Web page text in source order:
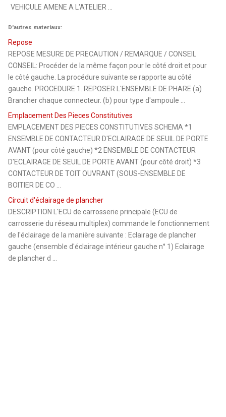
VEHICULE AMENE A L'ATELIER ...
D'autres materiaux:
Repose
REPOSE MESURE DE PRECAUTION / REMARQUE / CONSEIL
CONSEIL: Procéder de la même façon pour le côté droit et pour
le côté gauche. La procédure suivante se rapporte au côté
gauche. PROCEDURE 1. REPOSER L'ENSEMBLE DE PHARE (a)
Brancher chaque connecteur. (b) pour type d'ampoule ...
Emplacement Des Pieces Constitutives
EMPLACEMENT DES PIECES CONSTITUTIVES SCHEMA *1
ENSEMBLE DE CONTACTEUR D'ECLAIRAGE DE SEUIL DE PORTE
AVANT (pour côté gauche) *2 ENSEMBLE DE CONTACTEUR
D'ECLAIRAGE DE SEUIL DE PORTE AVANT (pour côté droit) *3
CONTACTEUR DE TOIT OUVRANT (SOUS-ENSEMBLE DE
BOITIER DE CO ...
Circuit d'éclairage de plancher
DESCRIPTION L'ECU de carrosserie principale (ECU de
carrosserie du réseau multiplex) commande le fonctionnement
de l'éclairage de la manière suivante : Eclairage de plancher
gauche (ensemble d'éclairage intérieur gauche n° 1) Eclairage
de plancher d ...